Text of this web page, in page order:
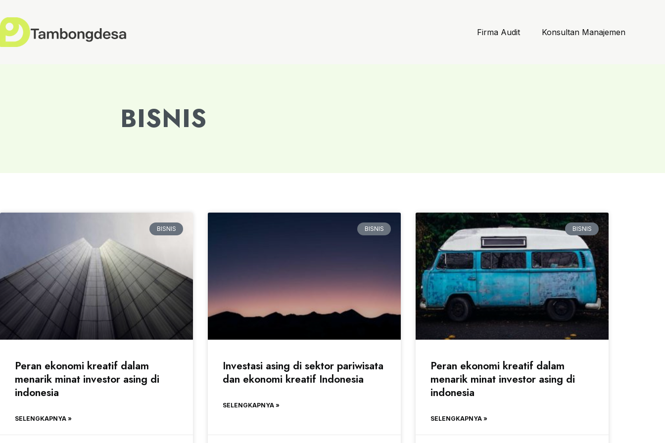
Firma Audit Konsultan Manajemen
BISNIS
BISNIS
Peran ekonomi kreatif dalam
menarik minat investor asing di
indonesia
SELENGKAPNYA »
BISNIS
Investasi asing di sektor pariwisata
dan ekonomi kreatif Indonesia
SELENGKAPNYA »
BISNIS
Peran ekonomi kreatif dalam
menarik minat investor asing di
indonesia
SELENGKAPNYA »